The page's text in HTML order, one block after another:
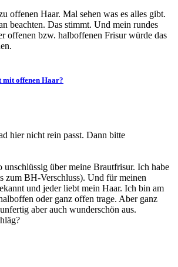
offenen Haar. Mal sehen was es alles gibt.
beachten. Das stimmt. Und mein rundes
offenen bzw. halboffenen Frisur würde das
mit offenen Haar?
hier nicht rein passt. Dann bitte
unschlüssig über meine Brautfrisur. Ich habe
zum BH-Verschluss). Und für meinen
und jeder liebt mein Haar. Ich bin am
oder ganz offen trage. Aber ganz
aber auch wunderschön aus.